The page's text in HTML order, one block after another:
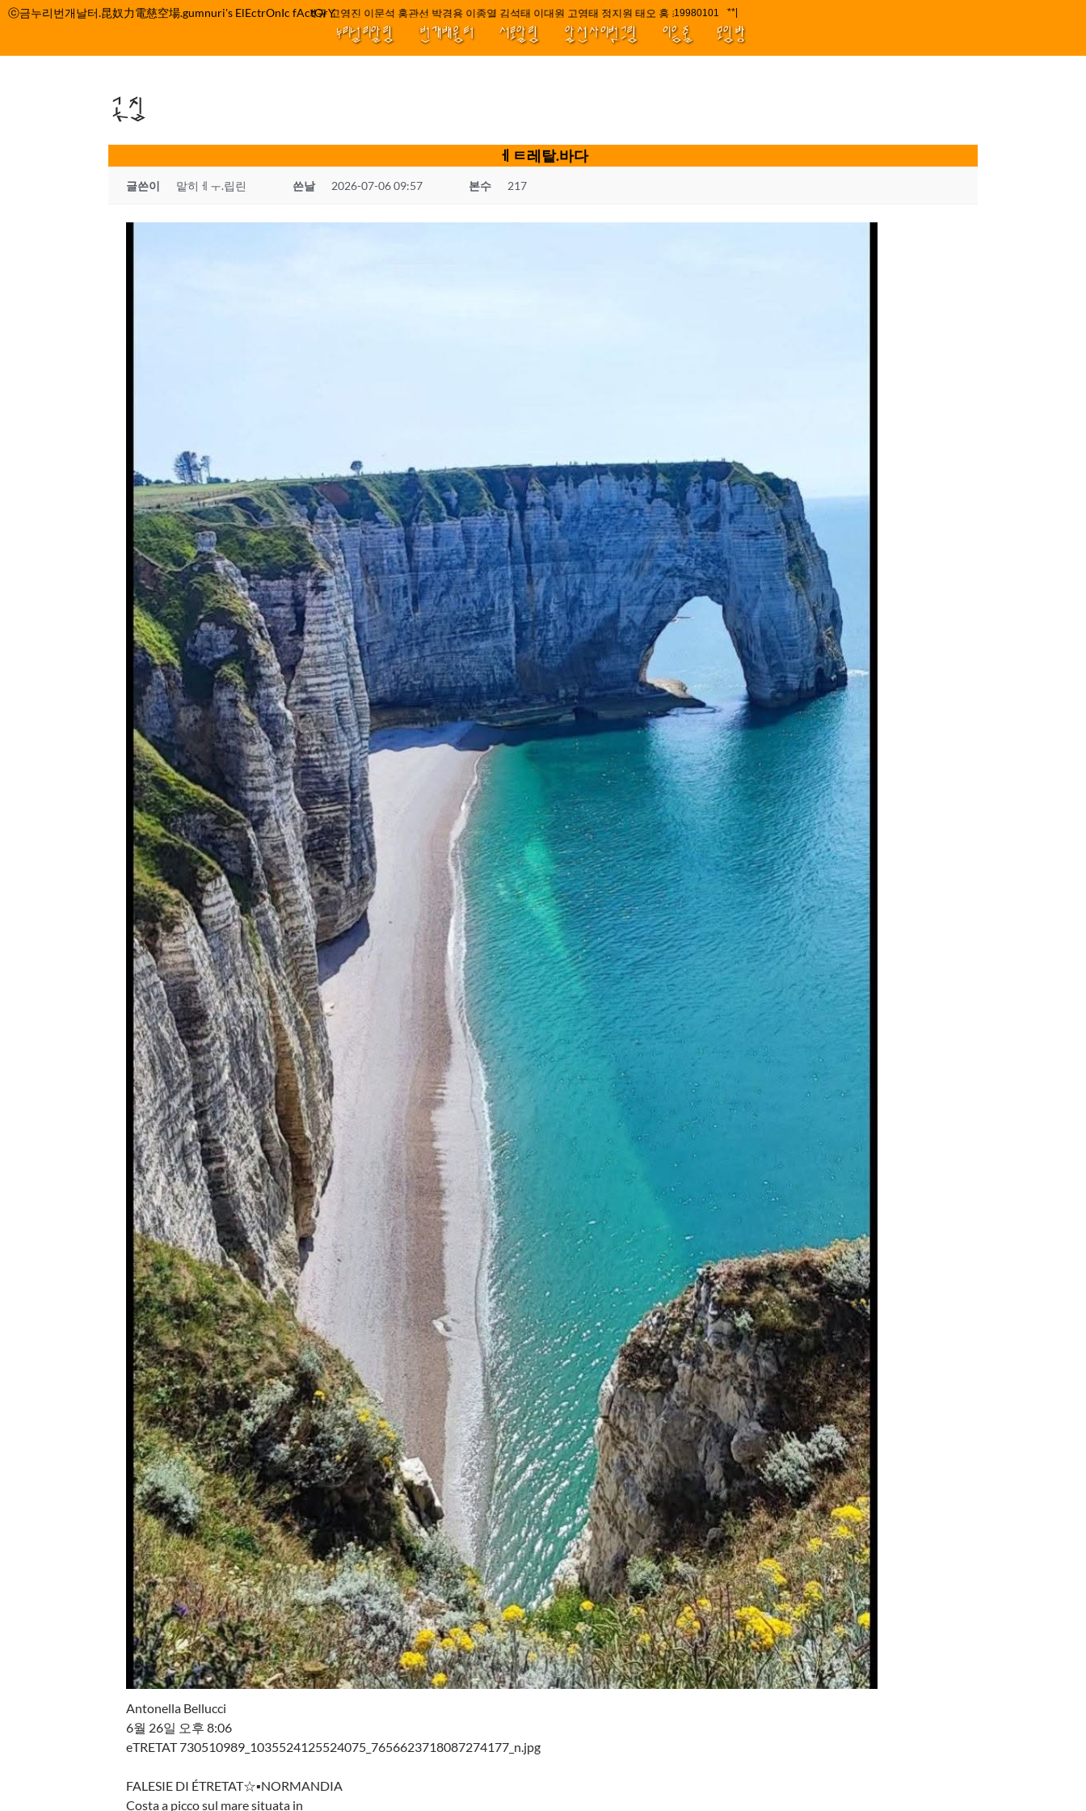
컨ⓒ금누리번개날터.昆奴力電慈空場.gumnuri's ElEctrOnIc fActOrY박정관 조명규 고영진 이문석 홍관선 박경용 이종열 김석태 이대원 고영태 정지원 태오 홍 최윤호 백지원 김효정 금드레 임형모 양동열 안길재 김성태 이율 유성민 손윤희 이은미 민
19980101 ////||||****||||
누리널리알림 번개배움터 서로알림 앞선사이벗그림 이음줄 모임방
곳집
ㅔㅌ레탙.바다
글쓴이 맡히ㅔㅜ.립린 쓴날 2026-07-06 09:57 본수 217
Antonella Bellucci
6월 26일 오후 8:06
eTRETAT 730510989_1035524125524075_7656623718087274177_n.jpg
FALESIE DI ÉTRETAT☆▪︎NORMANDIA
Costa a picco sul mare situata in